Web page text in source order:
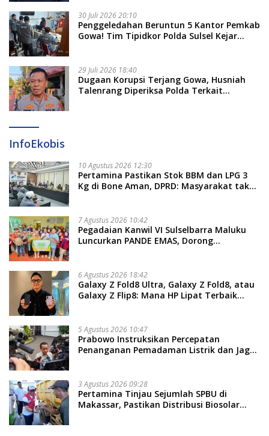
30 Juli 2026 20:10
Penggeledahan Beruntun 5 Kantor Pemkab
Gowa! Tim Tipidkor Polda Sulsel Kejar
29 Juli 2026 18:40
Dugaan Korupsi Terjang Gowa, Husniah
Talenrang Diperiksa Polda Terkait
InfoEkobis
10 Agustus 2026 12:30
Pertamina Pastikan Stok BBM dan LPG 3
Kg di Bone Aman, DPRD: Masyarakat tak
7 Agustus 2026 10:42
Pegadaian Kanwil VI Sulselbarra Maluku
Luncurkan PANDE EMAS, Dorong
6 Agustus 2026 18:42
Galaxy Z Fold8 Ultra, Galaxy Z Fold8, atau
Galaxy Z Flip8: Mana HP Lipat Terbaik
5 Agustus 2026 10:47
Prabowo Instruksikan Percepatan
Penanganan Pemadaman Listrik dan Jaga
3 Agustus 2026 09:28
Pertamina Tinjau Sejumlah SPBU di
Makassar, Pastikan Distribusi Biosolar